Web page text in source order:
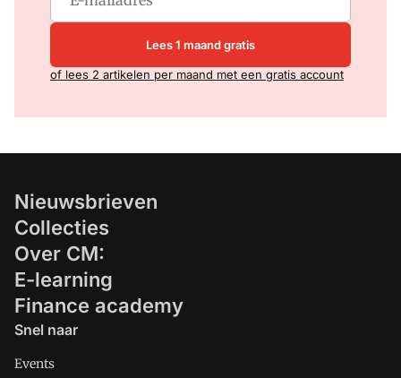
Lees 1 maand gratis
of lees 2 artikelen per maand met een gratis account
Nieuwsbrieven
Collecties
Over CM:
E-learning
Finance academy
Snel naar
Events